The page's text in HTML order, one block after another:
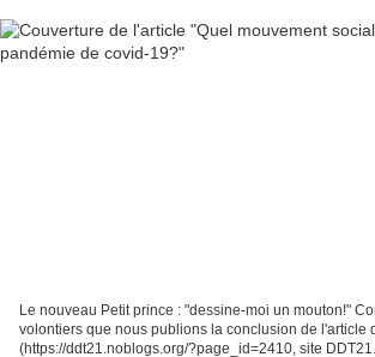
Le nouveau Petit prince : "dessine-moi un mouton!"
volontiers que nous publions la conclusion de l'article
(https://ddt21.noblogs.org/?page_id=2410, site